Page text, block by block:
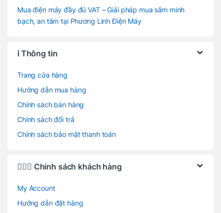
Mua điện máy đầy đủ VAT – Giải pháp mua sắm minh
bạch, an tâm tại Phương Linh Điện Máy
ℹ️ Thông tin
Trang cửa hàng
Hướng dẫn mua hàng
Chính sách bán hàng
Chính sách đổi trả
Chính sách bảo mật thanh toán
🙋🏻‍♂️ Chính sách khách hàng
My Account
Hướng dẫn đặt hàng